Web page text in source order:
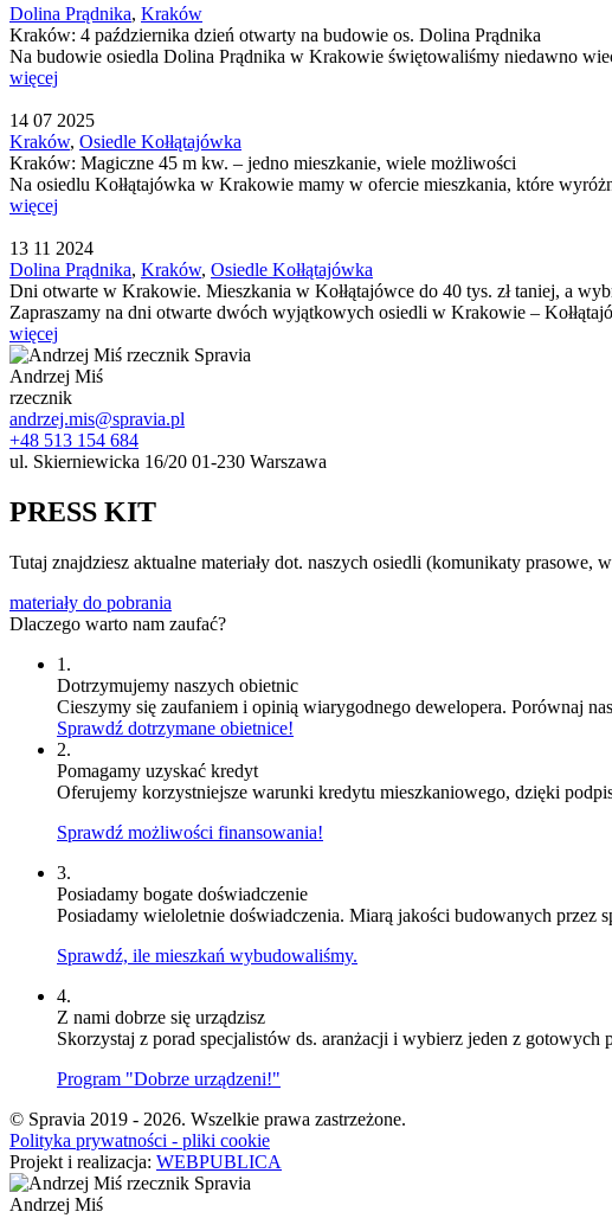
Dolina Prądnika, Kraków
Kraków: 4 października dzień otwarty na budowie os. Dolina Prądnika
Na budowie osiedla Dolina Prądnika w Krakowie świętowaliśmy niedawno
więcej
14 07 2025
Kraków, Osiedle Kołłątajówka
Kraków: Magiczne 45 m kw. – jedno mieszkanie, wiele możliwości
Na osiedlu Kołłątajówka w Krakowie mamy w ofercie mieszkania, które
więcej
13 11 2024
Dolina Prądnika, Kraków, Osiedle Kołłątajówka
Dni otwarte w Krakowie. Mieszkania w Kołłątajówce do 40 tys. zł taniej, a
Zapraszamy na dni otwarte dwóch wyjątkowych osiedli w Krakowie –
więcej
Andrzej Miś
rzecznik
andrzej.mis@spravia.pl
+48 513 154 684
ul. Skierniewicka 16/20 01-230 Warszawa
PRESS KIT
Tutaj znajdziesz aktualne materiały dot. naszych osiedli (komunikaty prasowe,
materiały do pobrania
Dlaczego warto nam zaufać?
1.
Dotrzymujemy naszych obietnic
Cieszymy się zaufaniem i opinią wiarygodnego dewelopera. Porównaj
Sprawdź dotrzymane obietnice!
2.
Pomagamy uzyskać kredyt
Oferujemy korzystniejsze warunki kredytu mieszkaniowego, dzięki
Sprawdź możliwości finansowania!
3.
Posiadamy bogate doświadczenie
Posiadamy wieloletnie doświadczenia. Miarą jakości budowanych
Sprawdź, ile mieszkań wybudowaliśmy.
4.
Z nami dobrze się urządzisz
Skorzystaj z porad specjalistów ds. aranżacji i wybierz jeden z
Program "Dobrze urządzeni!"
© Spravia 2019 - 2026. Wszelkie prawa zastrzeżone.
Polityka prywatności - pliki cookie
Projekt i realizacja: WEBPUBLICA
Andrzej Miś